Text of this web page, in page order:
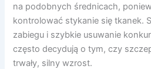
na podobnych średnicach,
kontrolować stykanie się tkanek.
zabiegu i szybkie usuwanie
często decydują o tym, czy
trwały, silny wzrost.